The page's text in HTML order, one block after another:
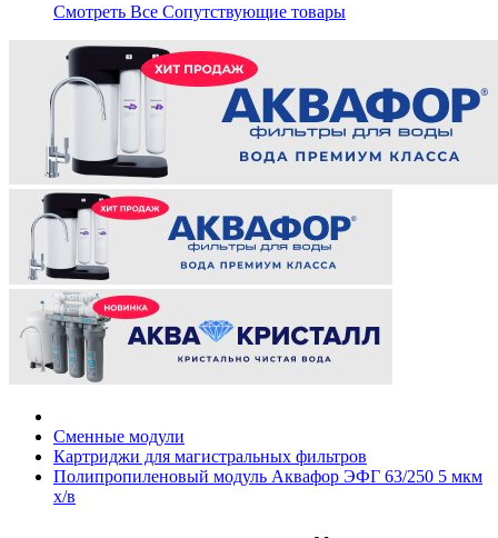
Смотреть Все Сопутствующие товары
Сменные модули
Картриджи для магистральных фильтров
Полипропиленовый модуль Аквафор ЭФГ 63/250 5 мкм
х/в